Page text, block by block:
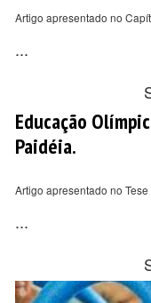
Artigo apresentado no
...
Educação
Paidéia.
Artigo apresentado no Tese
...